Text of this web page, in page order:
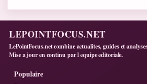
LEPOINTFOCUS.NET
LePointFocus.net combine actualites, guides et
Mise a jour en continu par l equipe editoriale.
Populaire